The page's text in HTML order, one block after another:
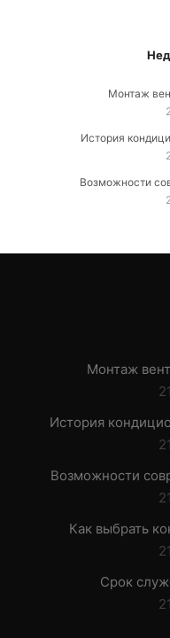
Монтаж
История
Возможности
Монтаж
История
Возможности
Как выбрать
Срок